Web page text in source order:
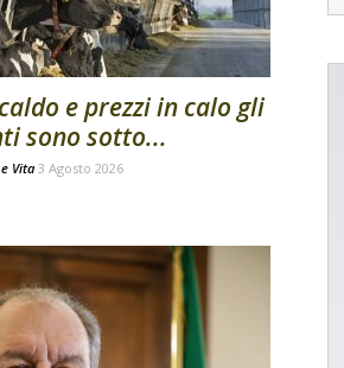
e prezzi in calo gli
sono sotto...
Vita 3 Agosto 2026